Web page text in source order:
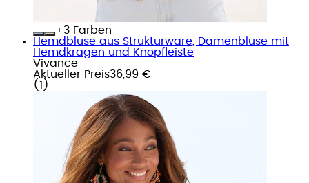
+
Farben
Hemdbluse aus Strukturware, Damenbluse mit
Hemdkragen und Knopfleiste
Vivance
Aktueller Preis36,99 €
( 1 )